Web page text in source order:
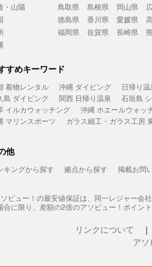
・山陽
鳥取県 島根県 岡山県
徳島県 香川県 愛媛県
福岡県 佐賀県 長崎県
すめキーワード
着物レンタル 沖縄 ダイビング 日帰り
島 ダイビング
関西 日帰り温泉 石垣島
イルカウォッチング
沖縄 ホエールウォッ
マリンスポーツ
ガラス細工・ガラス工房
他
キングから探す 拠点から探す 掲載お問
ビュー！の最安値保証は、同一レジャー会
合に限り、差額の2倍のアソビュー！ポイン
リンクについて
ア